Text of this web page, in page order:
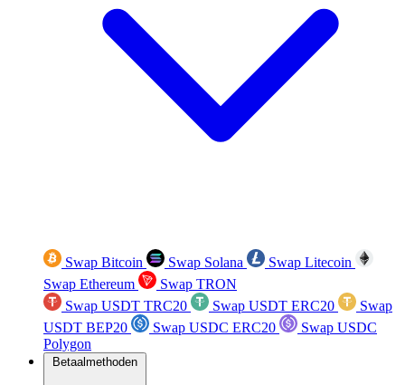
Swap Bitcoin Swap Solana
Swap Litecoin
Swap Ethereum
Swap TRON
Swap USDT TRC20
Swap USDT ERC20
Swap
USDT BEP20
Swap USDC ERC20
Swap USDC
Polygon
Betaalmethoden